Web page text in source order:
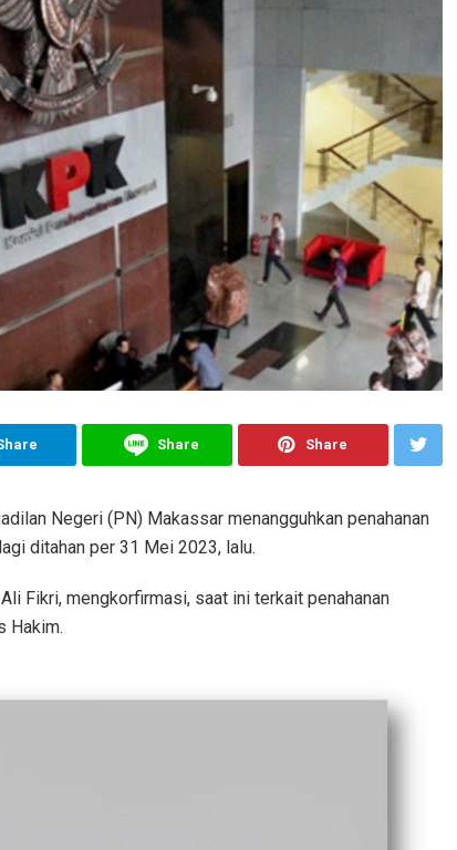
Share Share
Negeri (PN) Makassar menangguhkan penahanan
ditahan per 31 Mei 2023, lalu.
Fikri, mengkorfirmasi, saat ini terkait penahanan
Hakim.